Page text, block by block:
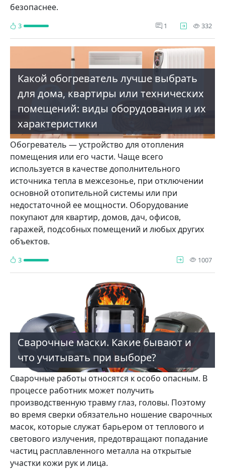
безопаснее.
3 1 332
Какой обогреватель лучше выбрать
для дома, квартиры или технических
помещений: виды оборудования и их
характеристики
Обогреватель — устройство для отопления
помещения или его части. Чаще всего
используется в качестве дополнительного
источника тепла в межсезонье, при отключении
основной отопительной системы или при
недостаточной ее мощности. Оборудование
покупают для квартир, домов, дач, офисов,
гаражей, подсобных помещений и любых других
объектов.
3 1007
Сварочные маски. Какие бывают и
что учитывать при выборе?
Сварочные работы относятся к особо опасным. В
процессе работник может получить
производственную травму глаз, головы. Поэтому
во время сверки обязательно ношение сварочных
масок, которые служат барьером от теплового и
светового излучения, предотвращают попадание
частиц расплавленного металла на открытые
участки кожи рук и лица.